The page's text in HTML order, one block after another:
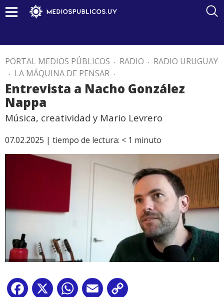
PORTAL MEDIOS PÚBLICOS . RADIO . RADIO URUGUAY
. LA MÁQUINA DE PENSAR .
Entrevista a Nacho González
Nappa
Música, creatividad y Mario Levrero
07.02.2025 | tiempo de lectura: < 1 minuto
Facebook
X WhatsApp
Email